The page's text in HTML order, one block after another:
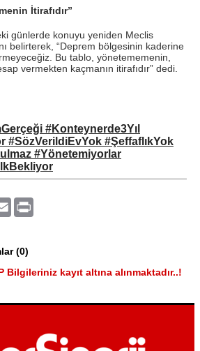
İtirafıdır”
günlerde konuyu yeniden Meclis
belirterek, “Deprem bölgesinin kaderine
Bu tablo, yönetememenin,
vermekten kaçmanın itirafıdır” dedi.
#Konteynerde3Yıl
#SözVerildiEvYok #ŞeffaflıkYok
#Yönetemiyorlar
Email
(0)
Bilgileriniz kayıt altına alınmaktadır..!